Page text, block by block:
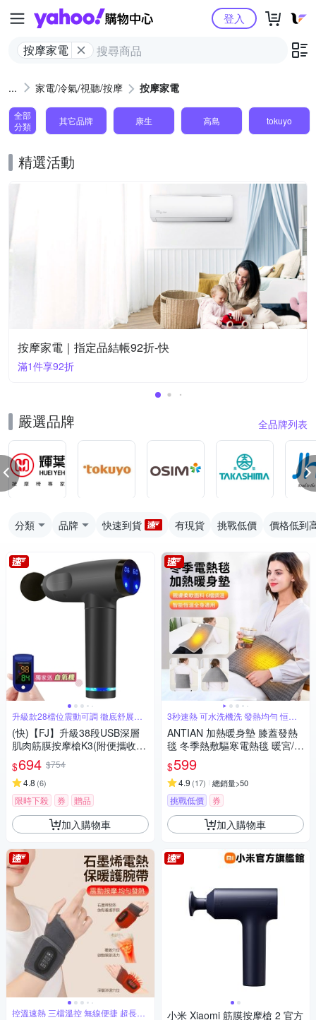
Yahoo購物中心
按摩家電
登入
家電/冷氣/視聽/按摩 按摩家電
全部
分類
其它品牌 康生 高島 tokuyo
精選活動
按摩家電｜指定品結帳92折-快
滿1件享92折
嚴選品牌 全品牌列表
分類 品牌 快速到貨 有現貨 挑戰低價 價格低到
升級款28檔位震動可調 徹底舒展肌
肉
(快)【FJ】升級38段USB深層
肌肉筋膜按摩槍K3(附便攜收納
硬包)
$694 $754
4.8 (6)
限時下殺 券 贈品
加入購物車
控溫速熱 三檔溫控 無線便捷 超長續
3秒速熱 可水洗機洗 發熱均勻 恒溫
線
ANTIAN 加熱暖身墊 膝蓋發熱
毯 冬季熱敷驅寒電熱毯 暖宮/暖
腿/暖背/暖手 60*30cm
$599
4.9 (17) 總銷量>50
挑戰低價 券
加入購物車
小米 Xiaomi 筋膜按摩槍 2 官方